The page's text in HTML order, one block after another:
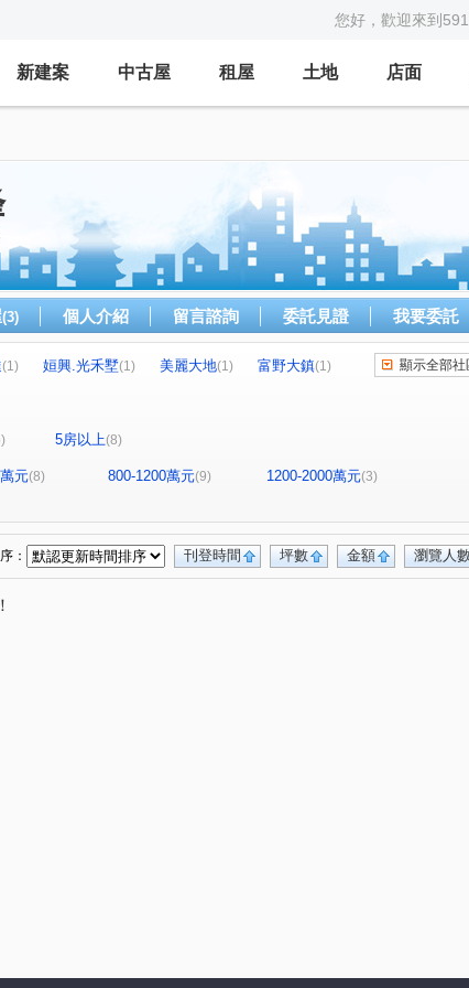
您好，歡迎來到
新建案 中古屋 租屋 土地 店面
(3) 個人介紹 留言諮詢 委託見證 我要委託
(1) 姮興.光禾墅(1) 美麗大地(1) 富野大鎮(1)
春不老(1) 尚義
(1) 棒球二街(1) 大同路(1) 斗六二路(1)
(1) 文昌路(1) 石榴路(1) 鎮南路(1)
路(1) 林內路一段(1) 育英北街 (1)
顯示全部社
5房以上(8)
元(8) 800-1200萬元(9) 1200-2000萬元(3)
瀏覽人
金額
坪數
刊登時間
：